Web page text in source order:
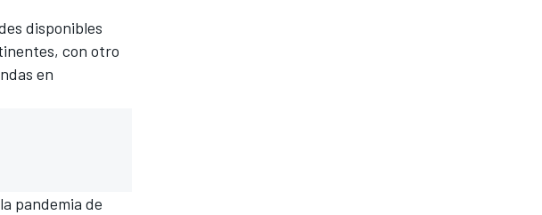
disponibles
con otro
en
pandemia de